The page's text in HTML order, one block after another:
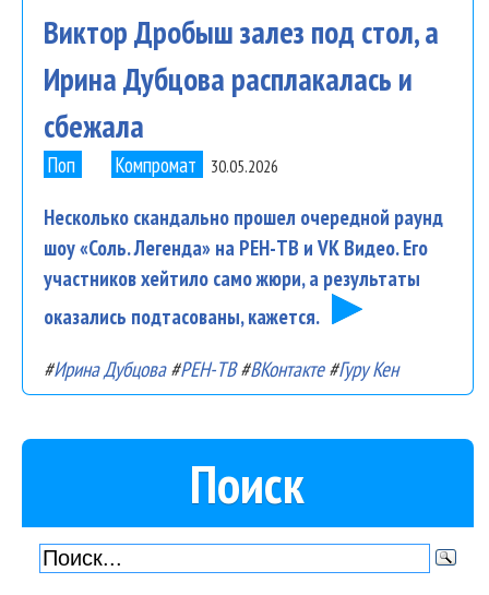
Виктор Дробыш залез под стол, а
Ирина Дубцова расплакалась и
сбежала
Поп Компромат 30.05.2026
Несколько скандально прошел очередной раунд
шоу «Соль. Легенда» на РЕН-ТВ и VK Видео. Его
участников хейтило само жюри, а результаты
оказались подтасованы, кажется.
#Ирина Дубцова#РЕН-ТВ#ВКонтакте#Гуру Кен
Поиск